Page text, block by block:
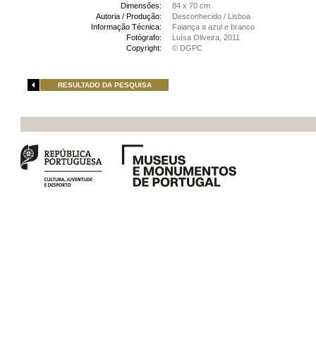
Dimensões:
84 x 70 cm
Autoria / Produção:
Desconhecido / Lisboa
Informação Técnica:
Faiança a azul e branco
Fotógrafo:
Luísa Oliveira, 2011
Copyright:
© DGPC
RESULTADO DA PESQUISA